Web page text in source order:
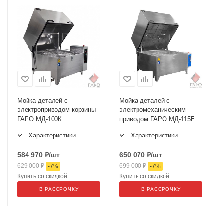
Мойка деталей с
электроприводом корзины
ГАРО МД-100К
Характеристики
584 970 ₽/шт
629 000₽ -7%
Купить со скидкой
В РАССРОЧКУ
Мойка деталей с
электромеханическим
приводом ГАРО МД-115Е
Характеристики
650 070 ₽/шт
699 000₽ -7%
Купить со скидкой
В РАССРОЧКУ